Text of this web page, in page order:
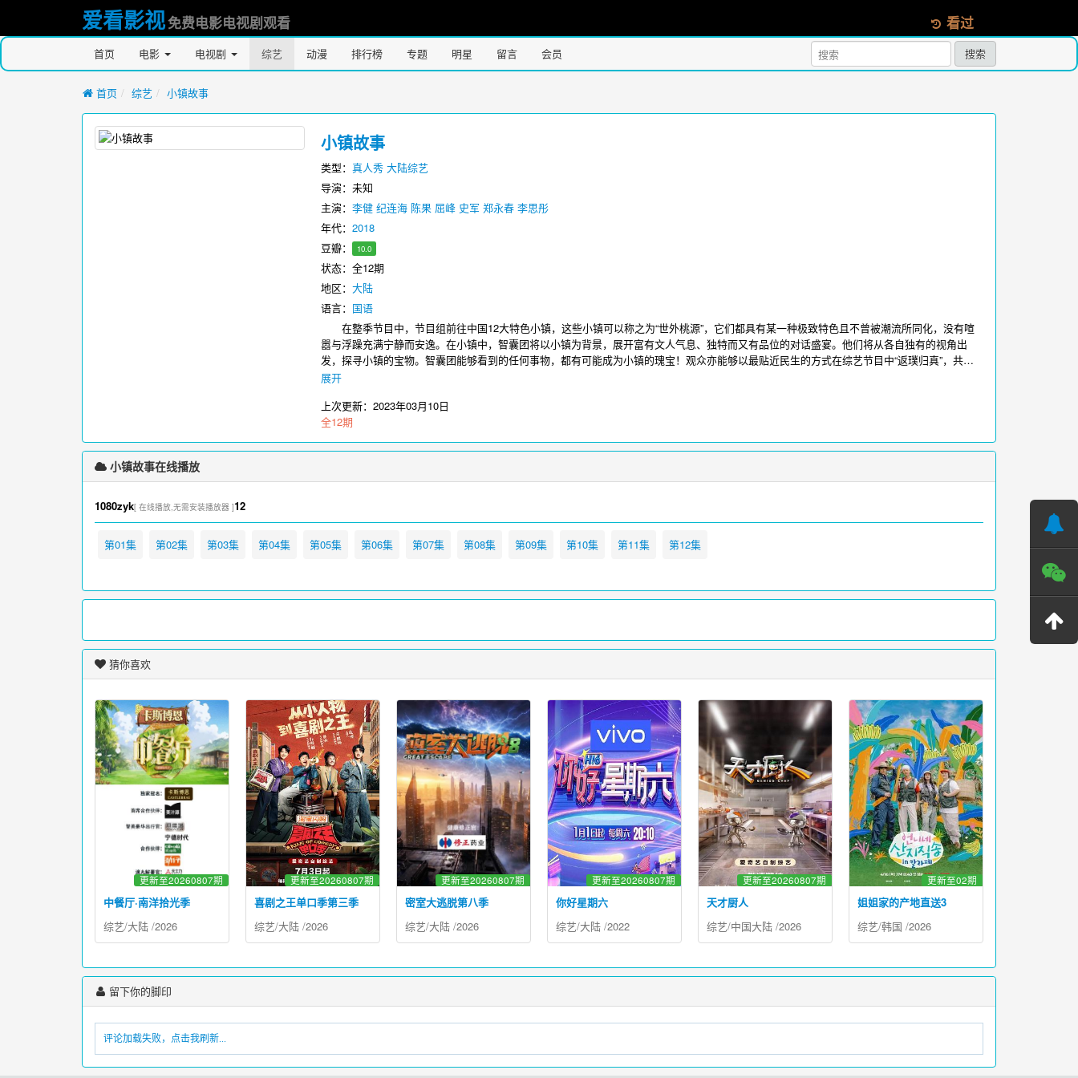
爱看影视免费电影电视剧观看 看过
首页 电影 电视剧 综艺 动漫 排行榜 专题 明星 留言 会员 搜索
首页 综艺 小镇故事
小镇故事
类型： 真人秀 大陆综艺
导演：未知
主演： 李健 纪连海 陈果 屈峰 史军 郑永春 李思彤
年代： 2018
豆瓣：
10.0
状态：全12期
地区： 大陆
语言： 国语
在整季节目中，节目组前往中国12大特色小镇，这些小镇可以称之为“世外桃源”，它们都具有某一种极致特色且不曾被潮流所同化，没有喧
嚣与浮躁充满宁静而安逸。在小镇中，智囊团将以小镇为背景，展开富有文人气息、独特而又有品位的对话盛宴。他们将从各自独有的视角出
发，探寻小镇的宝物。智囊团能够看到的任何事物，都有可能成为小镇的瑰宝！观众亦能够以最贴近民生的方式在综艺节目中“返璞归真”，共同
寻“宝”鉴“宝”，小镇之宝可能是事，可能是物，甚或是一片心，它是每个人心之想往、栖息的文化密码。
展开
上次更新： 2023年03月10日
全12期
小镇故事在线播放
1080zyk[ 在线播放,无需安装播放器 ]12
第01集 第02集 第03集 第04集 第05集 第06集 第07集 第08集 第09集 第10集 第11集 第12集
猜你喜欢
中餐厅·南洋拾光季
更新至20260807期
综艺/大陆 /2026
喜剧之王单口季第三季
更新至20260807期
综艺/大陆 /2026
密室大逃脱第八季
更新至20260807期
综艺/大陆 /2026
你好星期六
更新至20260807期
综艺/大陆 /2022
天才厨人
更新至20260807期
综艺/中国大陆 /2026
姐姐家的产地直送3
更新至02期
综艺/韩国 /2026
留下你的脚印
评论加载失败，点击我刷新...